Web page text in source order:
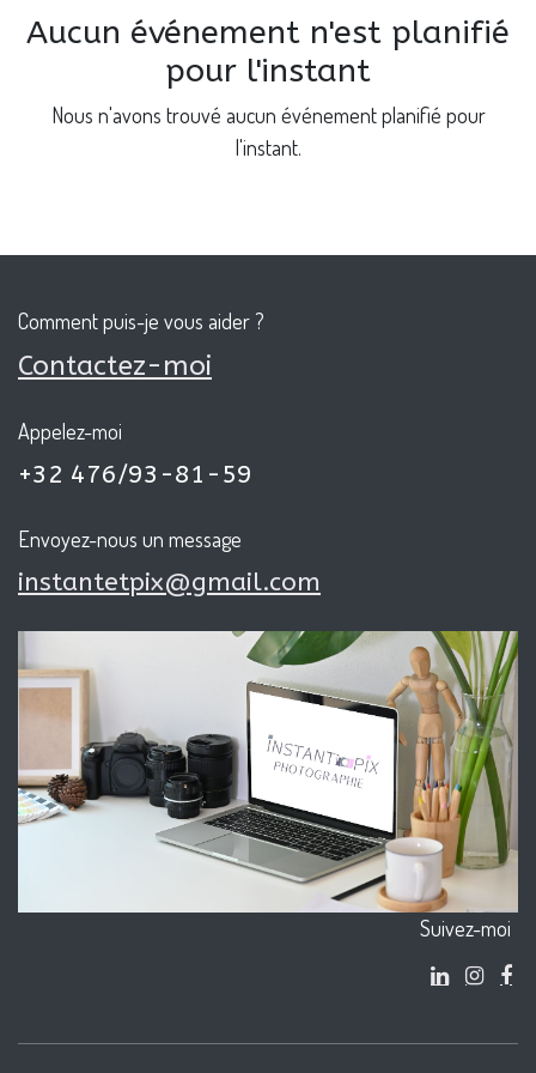
Aucun événement n'est planifié
pour l'instant
Nous n'avons trouvé aucun événement planifié pour
l'instant.
Comment puis-je vous aider ?
Contactez-moi
Appelez-moi
+32 476/93-81-59
Envoyez-nous un message
instantetpix@gmail.com
Suivez-moi